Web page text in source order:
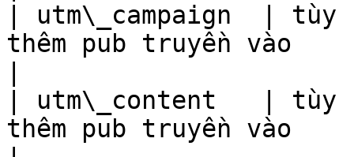
| utm\_campaign  | tùy
thêm pub truyền vào
| utm\_content   | tùy
thêm pub truyền vào